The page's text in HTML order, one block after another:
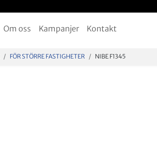
Om oss Kampanjer Kontakt
FÖR STÖRRE FASTIGHETER NIBE F1345